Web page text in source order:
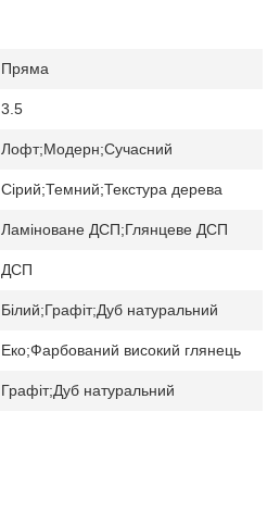
Пряма
3.5
Лофт;Модерн;Сучасний
Сірий;Темний;Текстура дерева
Ламіноване ДСП;Глянцеве ДСП
ДСП
Білий;Графіт;Дуб натуральний
Еко;Фарбований високий глянець
Графіт;Дуб натуральний